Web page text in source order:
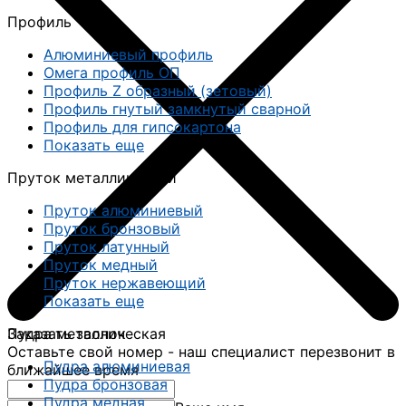
Профиль
Алюминиевый профиль
Омега профиль ОП
Профиль Z образный (зетовый)
Профиль гнутый замкнутый сварной
Профиль для гипсокартона
Показать еще
Пруток металлический
Пруток алюминиевый
Пруток бронзовый
Пруток латунный
Пруток медный
Пруток нержавеющий
Показать еще
Пудра металлическая
Пудра алюминиевая
Пудра бронзовая
Пудра медная
Заказать звонок
Оставьте свой номер - наш специалист перезвонит в
ближайшее время